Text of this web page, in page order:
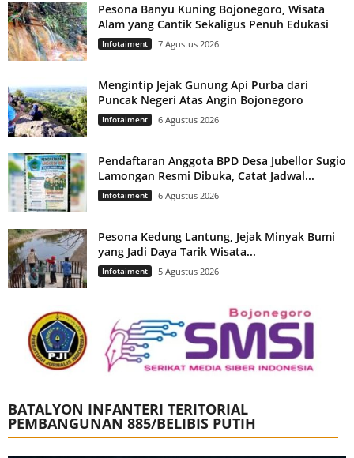
Pesona Banyu Kuning Bojonegoro, Wisata
Alam yang Cantik Sekaligus Penuh Edukasi
Infotaiment 7 Agustus 2026
Mengintip Jejak Gunung Api Purba dari
Puncak Negeri Atas Angin Bojonegoro
Infotaiment 6 Agustus 2026
Pendaftaran Anggota BPD Desa Jubellor Sugio
Lamongan Resmi Dibuka, Catat Jadwal...
Infotaiment 6 Agustus 2026
Pesona Kedung Lantung, Jejak Minyak Bumi
yang Jadi Daya Tarik Wisata...
Infotaiment 5 Agustus 2026
BATALYON INFANTERI TERITORIAL
PEMBANGUNAN 885/BELIBIS PUTIH